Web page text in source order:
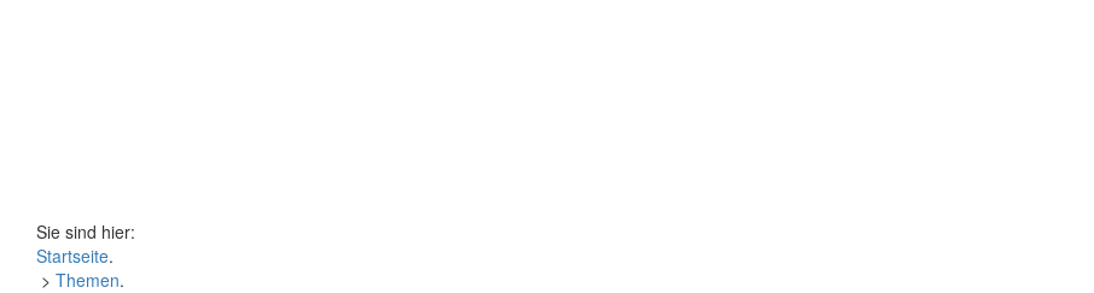
Sie sind hier:
Startseite.
> Themen.